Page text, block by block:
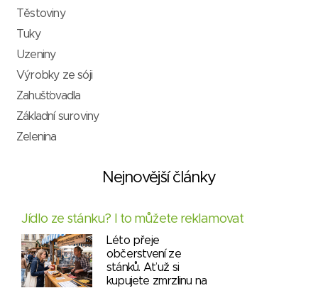
Těstoviny
Tuky
Uzeniny
Výrobky ze sóji
Zahušťovadla
Základní suroviny
Zelenina
Nejnovější články
Jídlo ze stánku? I to můžete reklamovat
Léto přeje
občerstvení ze
stánků. Ať už si
kupujete zmrzlinu na